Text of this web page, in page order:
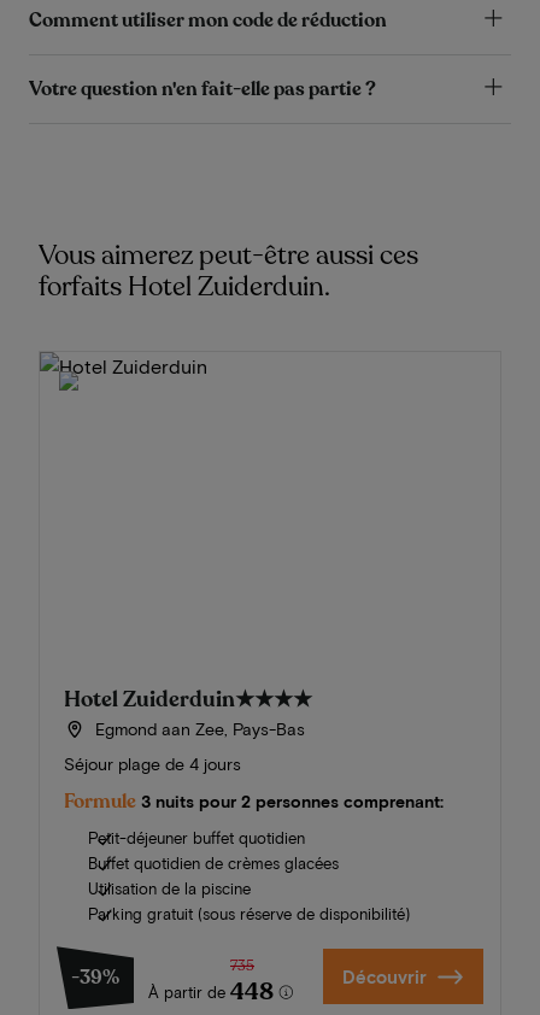
Comment utiliser mon code de réduction
Votre question n'en fait-elle pas partie ?
Vous aimerez peut-être aussi ces
forfaits Hotel Zuiderduin.
Hotel Zuiderduin★★★★
Egmond aan Zee, Pays-Bas
Séjour plage de 4 jours
Formule 3 nuits pour 2 personnes comprenant:
Petit-déjeuner buffet quotidien
Buffet quotidien de crèmes glacées
Utilisation de la piscine
Parking gratuit (sous réserve de disponibilité)
-39%
À partir de
735
448 Découvrir